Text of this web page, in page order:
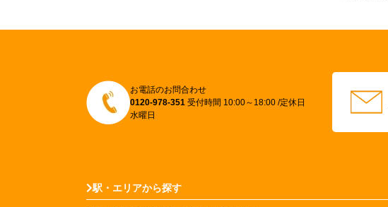
お電話のお問合わせ
0120-978-351 受付時間 10:00～18:00 /定休日
水曜日
駅・エリアから探す